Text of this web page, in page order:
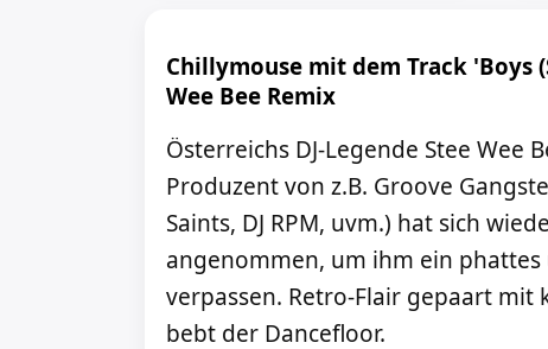
Chillymouse mit dem Track 'Boys
Wee Bee Remix
Österreichs DJ-Legende Stee Wee
Produzent von z.B. Groove
Saints, DJ RPM, uvm.) hat sich
angenommen, um ihm ein
verpassen. Retro-Flair gepaart mit
bebt der Dancefloor.